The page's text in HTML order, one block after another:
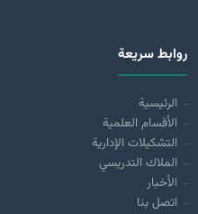
روابط سريعة
الرئيسية
الأقسام العلمية
التشكيلات الإدارية
الملاك التدريسي
الأخبار
اتصل بنا